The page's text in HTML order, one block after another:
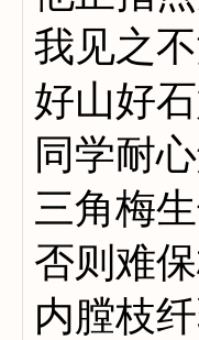
我见之
好山好
同学耐
三角梅
否则难
内膛枝